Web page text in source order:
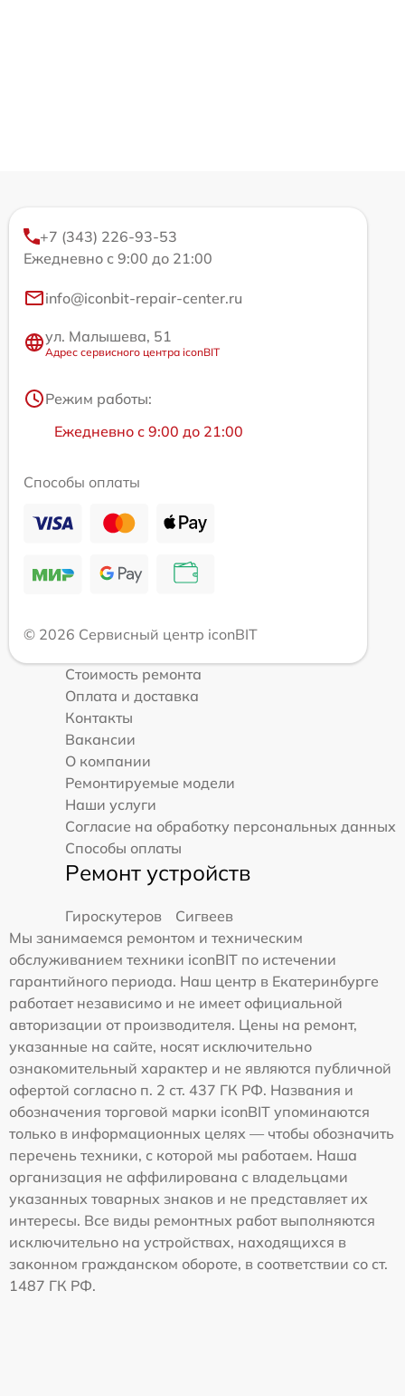
+7 (343) 226-93-53
Ежедневно с 9:00 до 21:00
info@iconbit-repair-center.ru
ул. Малышева, 51
Адрес сервисного центра iconBIT
Режим работы:
Ежедневно с 9:00 до 21:00
Способы оплаты
© 2026 Сервисный центр iconBIT
Стоимость ремонта
Оплата и доставка
Контакты
Вакансии
О компании
Ремонтируемые модели
Наши услуги
Согласие на обработку персональных данных
Способы оплаты
Ремонт устройств
Гироскутеров
Сигвеев
Мы занимаемся ремонтом и техническим
обслуживанием техники iconBIT по истечении
гарантийного периода. Наш центр в Екатеринбурге
работает независимо и не имеет официальной
авторизации от производителя. Цены на ремонт,
указанные на сайте, носят исключительно
ознакомительный характер и не являются публичной
офертой согласно п. 2 ст. 437 ГК РФ. Названия и
обозначения торговой марки iconBIT упоминаются
только в информационных целях — чтобы обозначить
перечень техники, с которой мы работаем. Наша
организация не аффилирована с владельцами
указанных товарных знаков и не представляет их
интересы. Все виды ремонтных работ выполняются
исключительно на устройствах, находящихся в
законном гражданском обороте, в соответствии со ст.
1487 ГК РФ.